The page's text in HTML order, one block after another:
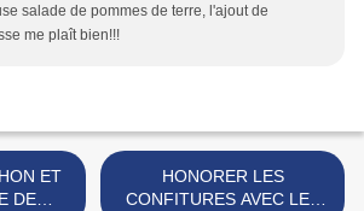
salade de pommes de terre, l'ajout de
me plaît bien!!!
DE
HONORER LES
CONFITURES AVEC LES